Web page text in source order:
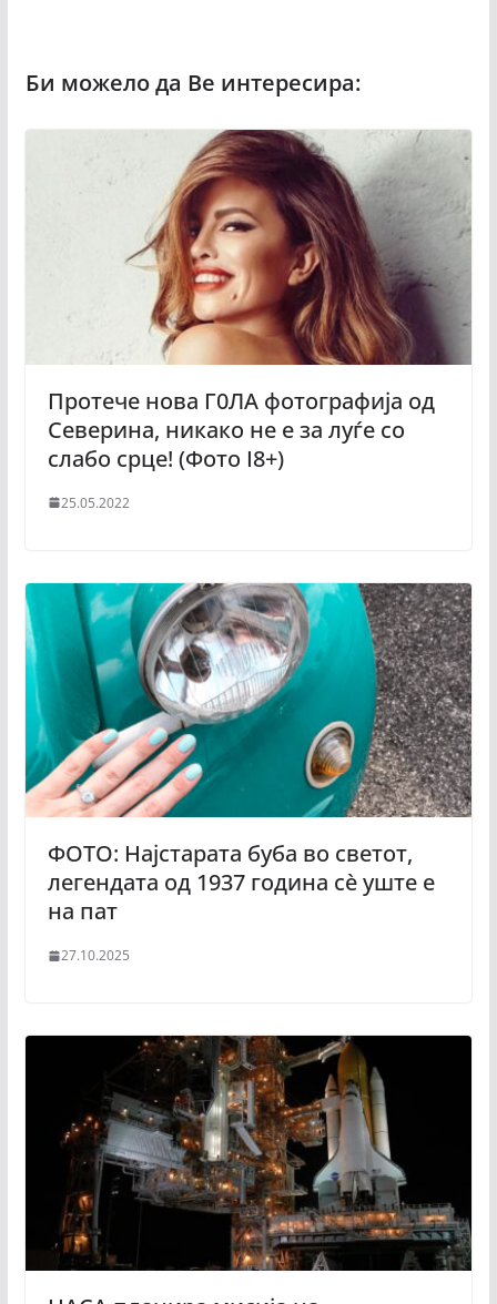
Протече нова Г0ЛА фотографија од
Северина, никако не е за луѓе со
слабо срце! (Фото I8+)
25.05.2022
ФОТО: Најстарата буба во светот,
легендата од 1937 година сè уште е
на пат
27.10.2025